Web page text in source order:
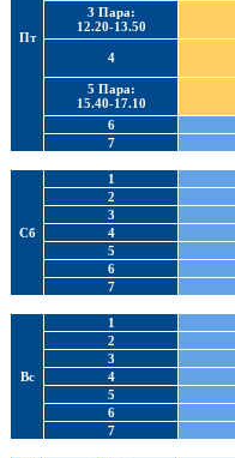
Пт
3 Пара:
12.20-13.50
4
5 Пара:
15.40-17.10
6
7
Сб
1
2
3
4
5
6
7
Вс
1
2
3
4
5
6
7